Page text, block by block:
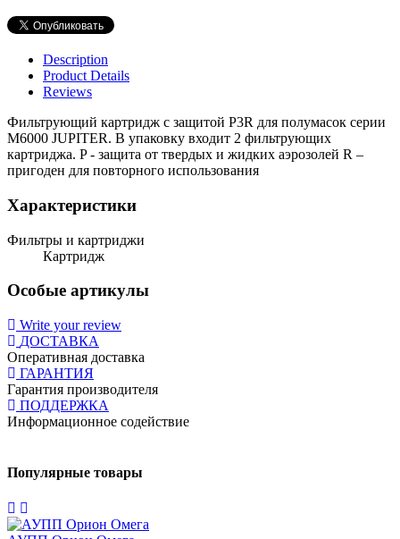
Description
Product Details
Reviews
Фильтрующий картридж с защитой P3R для полумасок серии
M6000 JUPITER. В упаковку входит 2 фильтрующих
картриджа. P - защита от твердых и жидких аэрозолей R –
пригоден для повторного использования
Характеристики
Фильтры и картриджи
Картридж
Особые артикулы
Write your review
ДОСТАВКА
Оперативная доставка
ГАРАНТИЯ
Гарантия производителя
ПОДДЕРЖКА
Информационное содействие
Популярные товары